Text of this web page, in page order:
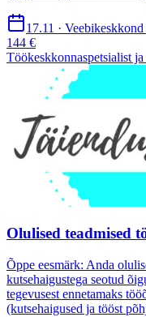
17.11 ·
144 €
Töökeskkonnaspetsialist
Olulised teadmised
Õppe eesmärk: Anda
kutsehaigustega seotud
tegevusest ennetamaks
(kutsehaigused ja tööst